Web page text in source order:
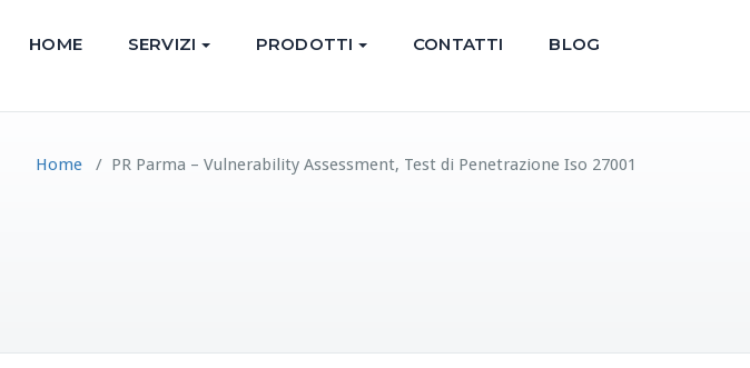
HOME SERVIZI PRODOTTI CONTATTI BLOG
Home / PR Parma – Vulnerability Assessment, Test di Penetrazione Iso 27001